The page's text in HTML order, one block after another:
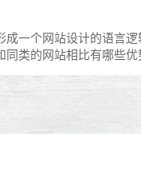
一个网站设计的语言
类的网站相比有哪些